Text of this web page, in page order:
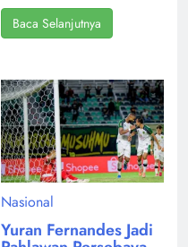
Baca Selanjutnya
Nasional
Yuran Fernandes Jadi